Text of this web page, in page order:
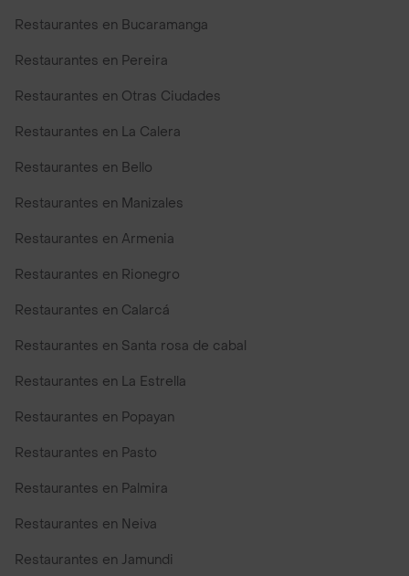
Restaurantes en Bucaramanga
Restaurantes en Pereira
Restaurantes en Otras Ciudades
Restaurantes en La Calera
Restaurantes en Bello
Restaurantes en Manizales
Restaurantes en Armenia
Restaurantes en Rionegro
Restaurantes en Calarcá
Restaurantes en Santa rosa de cabal
Restaurantes en La Estrella
Restaurantes en Popayan
Restaurantes en Pasto
Restaurantes en Palmira
Restaurantes en Neiva
Restaurantes en Jamundi